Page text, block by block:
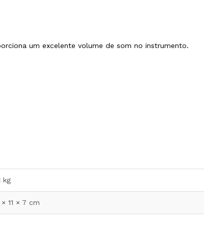
um excelente volume de som no instrumento.
kg
× 11 × 7 cm